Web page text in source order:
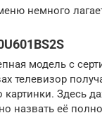
немного
модель с
телевизор
картинки. Здесь
назвать её